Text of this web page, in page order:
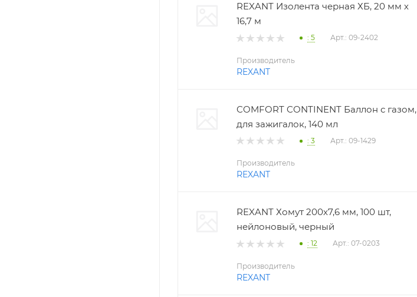
REXANT Изолента черная ХБ, 20 мм х
16,7 м
: 5 Арт.: 09-2402
Производитель
REXANT
COMFORT CONTINENT Баллон с газом,
для зажигалок, 140 мл
: 3 Арт.: 09-1429
Производитель
REXANT
REXANT Хомут 200х7,6 мм, 100 шт,
нейлоновый, черный
: 12 Арт.: 07-0203
Производитель
REXANT